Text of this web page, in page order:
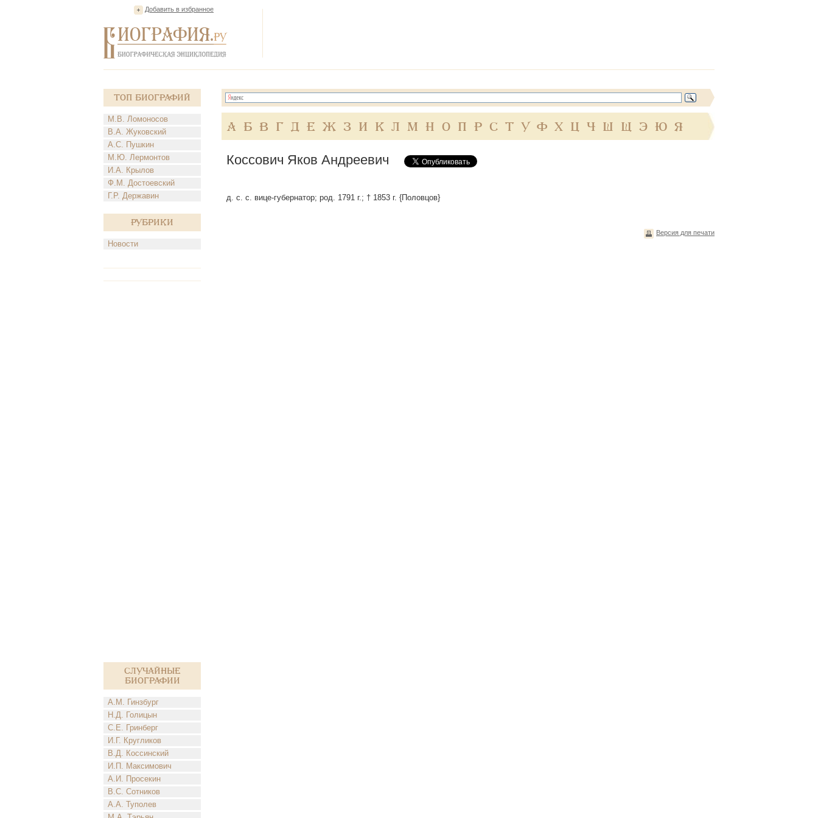
Добавить в избранное
Топ Биографий
М.В. Ломоносов
В.А. Жуковский
А.С. Пушкин
М.Ю. Лермонтов
И.А. Крылов
Ф.М. Достоевский
Г.Р. Державин
Рубрики
Новости
Случайные
биографии
А.М. Гинзбург
Н.Д. Голицын
С.Е. Гринберг
И.Г. Кругликов
В.Д. Коссинский
И.П. Максимович
А.И. Просекин
В.С. Сотников
А.А. Туполев
А Б В Г Д Е Ж З И К Л М Н О П Р С Т У Ф Х Ц Ч Ш Щ Э Ю Я
Коссович Яков Андреевич
д. с. с. вице-губернатор; род. 1791 г.; † 1853 г. {Половцов}
Версия для печати